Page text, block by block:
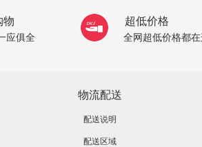
物
应俱全
超低价格
全网超低价格都
物流配送
配送说明
配送区域